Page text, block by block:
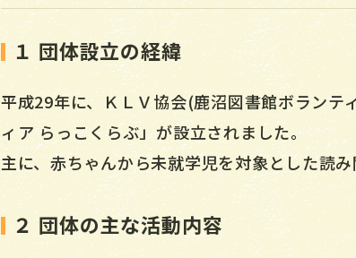
１ 団体設立の経緯
平成29年に、ＫＬＶ協会(鹿沼図書館ボラン
ィア らっこくらぶ」が設立されました。
主に、赤ちゃんから未就学児を対象とした読
２ 団体の主な活動内容